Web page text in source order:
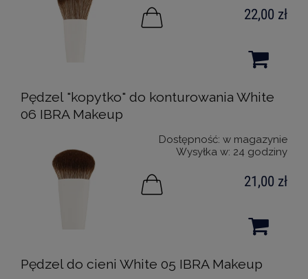
22,00 zł
Pędzel "kopytko" do konturowania White
06 IBRA Makeup
Dostępność: w magazynie
Wysyłka w: 24 godziny
21,00 zł
Pędzel do cieni White 05 IBRA Makeup